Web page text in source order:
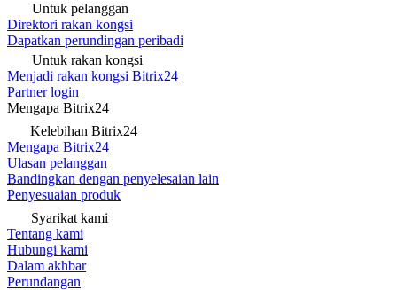
Untuk pelanggan
Direktori rakan kongsi
Dapatkan perundingan peribadi
Untuk rakan kongsi
Menjadi rakan kongsi Bitrix24
Partner login
Mengapa Bitrix24
Kelebihan Bitrix24
Mengapa Bitrix24
Ulasan pelanggan
Bandingkan dengan penyelesaian lain
Penyesuaian produk
Syarikat kami
Tentang kami
Hubungi kami
Dalam akhbar
Perundangan